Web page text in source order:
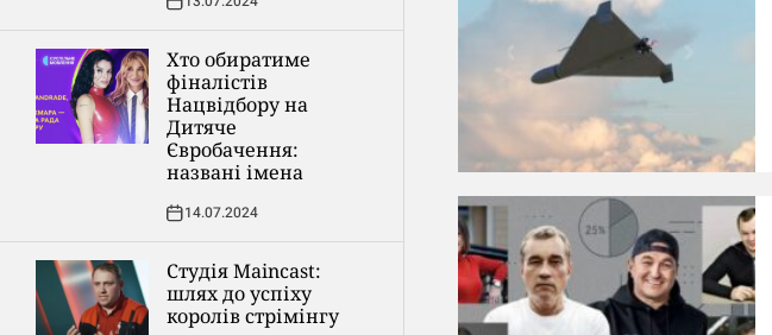
Хто обиратиме
фіналістів
Нацвідбору на
Дитяче
Євробачення:
названі імена
14.07.2024
Студія Maincast:
шлях до успіху
королів стрімінгу